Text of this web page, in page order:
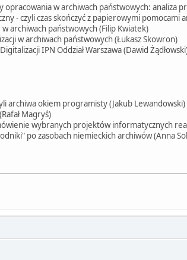
opracowania w archiwach państwowych: analiza
- czyli czas skończyć z papierowymi pomocami
archiwach państwowych (Filip Kwiatek)
w archiwach państwowych (Łukasz Skowron)
IPN Oddział Warszawa (Dawid
archiwa okiem programisty (Jakub Lewandowski)
Magryś)
wybranych projektów informatycznych
po zasobach niemieckich archiwów (Anna